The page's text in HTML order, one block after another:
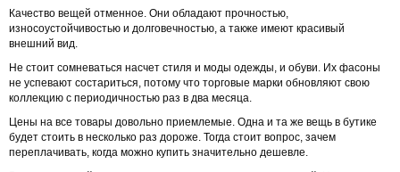
Качество вещей отменное. Они обладают прочностью,
износоустойчивостью и долговечностью, а также имеют красивый
внешний вид.
Не стоит сомневаться насчет стиля и моды одежды, и обуви. Их фасоны
не успевают состариться, потому что торговые марки обновляют свою
коллекцию с периодичностью раз в два месяца.
Цены на все товары довольно приемлемые. Одна и та же вещь в бутике
будет стоить в несколько раз дороже. Тогда стоит вопрос, зачем
переплачивать, когда можно купить значительно дешевле.